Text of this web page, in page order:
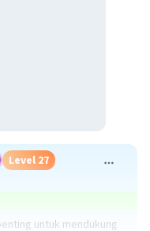
Level 27
untuk mendukung